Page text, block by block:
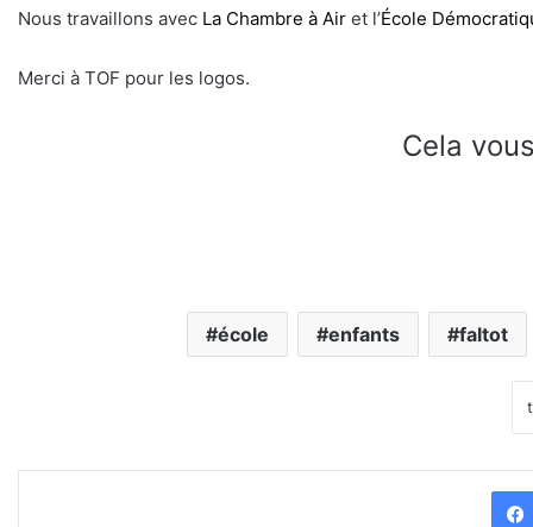
Nous travaillons avec La Chambre à Air et l’École
Merci à TOF pour les logos.
Cela
école enfants faltot